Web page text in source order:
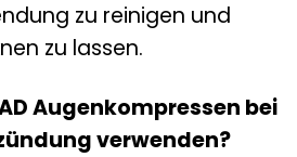
zu reinigen und
zu lassen.
Augenkompressen bei
verwenden?